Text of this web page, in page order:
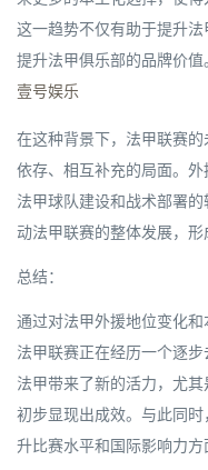
这一趋势不仅有助于提升
提升法甲俱乐部的品牌价值。
壹号娱乐
在这种背景下，法甲联赛
依存、相互补充的局面。
法甲球队建设和战术部署
动法甲联赛的整体发展，形
总结：
通过对法甲外援地位变化和
法甲联赛正在经历一个逐
法甲带来了新的活力，尤
初步显现出成效。与此同
升比赛水平和国际影响力方